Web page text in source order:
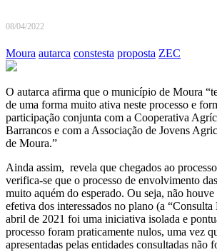
08/04/2022
Moura autarca constesta proposta ZEC
O autarca afirma que o município de Moura
de uma forma muito ativa neste processo e
participação conjunta com a Cooperativa
Barrancos e com a Associação de Jovens
de Moura.”
Ainda assim, revela que chegados ao
verifica-se que o processo de envolvimento
muito aquém do esperado. Ou seja, não
efetiva dos interessados no plano (a
abril de 2021 foi uma iniciativa isolada e
processo foram praticamente nulos, uma vez
apresentadas pelas entidades consultadas não